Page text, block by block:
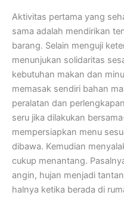
Aktivitas pertama yang
sama adalah mendirikan
barang. Selain menguji
menunjukan solidaritas
kebutuhan makan dan
memasak sendiri bahan
peralatan dan
seru jika dilakukan
mempersiapkan menu
dibawa. Kemudian
cukup menantang.
angin, hujan menjadi
halnya ketika berada di